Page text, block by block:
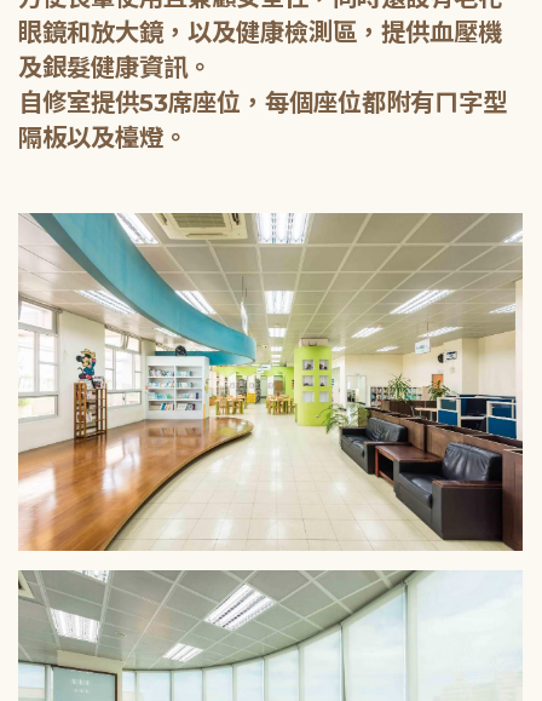
眼鏡和放大鏡，以及健康檢測區，提供血壓機
及銀髮健康資訊。
自修室提供53席座位，每個座位都附有ㄇ字型